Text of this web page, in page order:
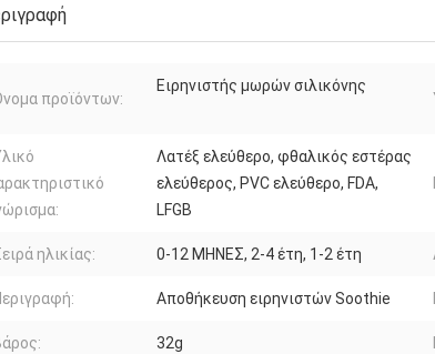
προϊόντων:
Ειρηνιστής μωρών σιλικόνης
Λατέξ ελεύθερο, φθαλικός εστέρας
ελεύθερος, PVC ελεύθερο, FDA,
LFGB
ηλικίας: 0-12 ΜΗΝΕΣ, 2-4 έτη, 1-2 έτη
Αποθήκευση ειρηνιστών Soothie
32g